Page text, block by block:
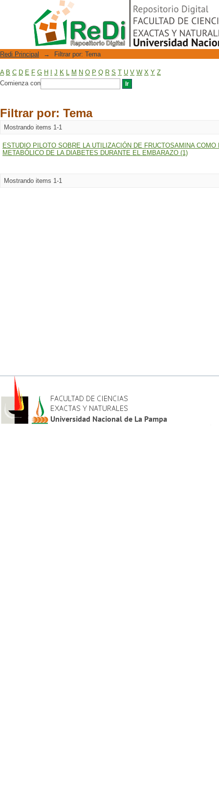
Filtrar por: Tema
Repositorio Digital
Redi Principal → Filtrar por: Tema
A B C D E F G H J K L M N O P Q R S T U V W X Y Z
Comienza con
Filtrar por: Tema
Mostrando items 1-1
ESTUDIO PILOTO SOBRE LA UTILIZACIÓN DE FRUCTOSAMINA COMO
METABÓLICO DE LA DIABETES DURANTE EL EMBARAZO (1)
Mostrando items 1-1